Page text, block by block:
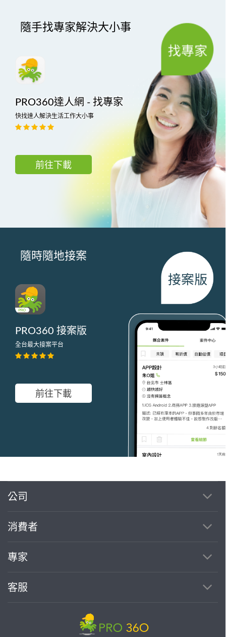
隨手找專家解決大小事
PRO360達人網 - 找專家
快找達人解決生活工作大小事
前往下載
隨時隨地接案
PRO360 接案版
全台最大接案平台
前往下載
公司
消費者
專家
客服
繼續完成